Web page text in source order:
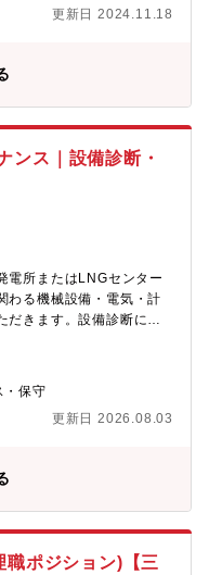
では、送変電設備の大規
ム編成をしています。
）や他部門関係者をまと
ト力を向上させること
装置立ち上げなどの場
リー賃貸などを会社が用
業務）お客さま先に一定
機械に関して、トラブル
ます。自社のメンバーが
、先輩と一緒にチームで
め、エンジニアとしての
ていただきます。常駐
）会社規定や社内システ
駐・同行研修後は先輩に
を覚えていきます。常駐
分けてもらいながら、
る環境です！■「一人前」
うになると「一人前」。
もお任せします。※入社前
率が多いものの、女性の
外に運び出すことができ
更新日 2024.11.18
ンス｜設備診断・
電所またはLNGセンター
わる機械設備・電気・計
だきます。設備診断によ
ス業務に係る発電所総括
す。総出力480万kW級の
電池の実証も進む四日市
確実に電気を届けるとい
事管理■電気・計装制御設
に直接触れながら、不具
ます。【募集背景】同社
・保守
更新日 2026.08.03
職ポジション)【三